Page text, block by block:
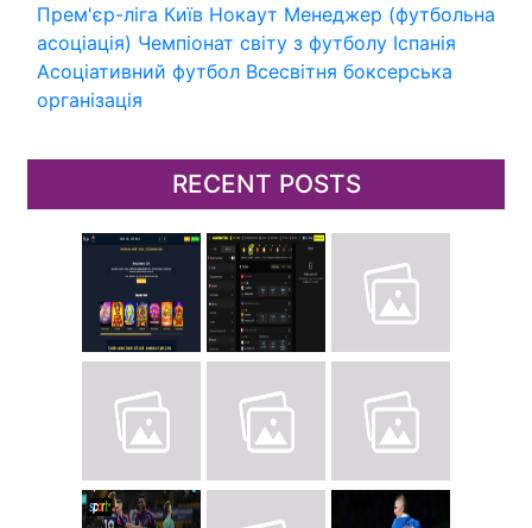
Прем'єр-ліга Київ Нокаут Менеджер (футбольна
асоціація) Чемпіонат світу з футболу Іспанія
Асоціативний футбол Всесвітня боксерська
організація
RECENT POSTS